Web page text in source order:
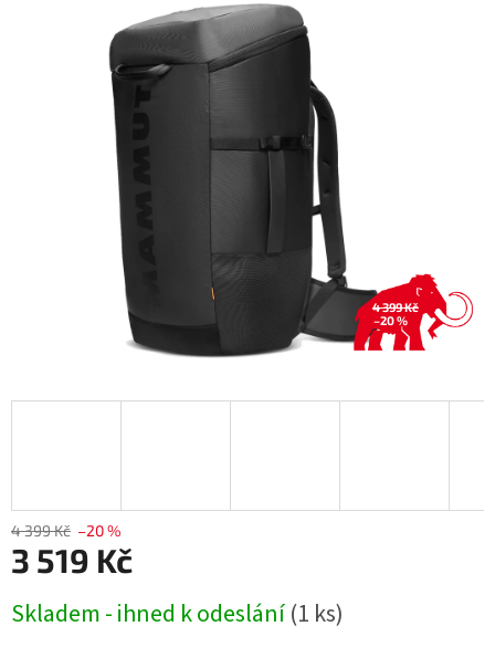
hvězdiček.
4 399 Kč
–20 %
4 399 Kč –20 %
3 519 Kč
cena:
Skladem - ihned k odeslání(1 ks)